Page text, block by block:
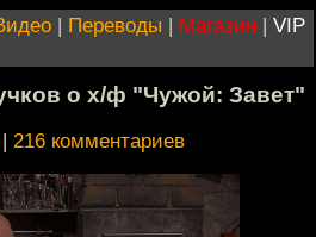
| Переводы | Магазин | VIP
о х/ф "Чужой: Завет"
| 216 комментариев